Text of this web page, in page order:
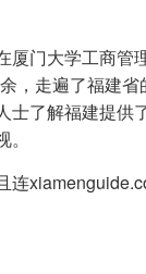
门大学工商
，走遍了福建
了解福建提
连